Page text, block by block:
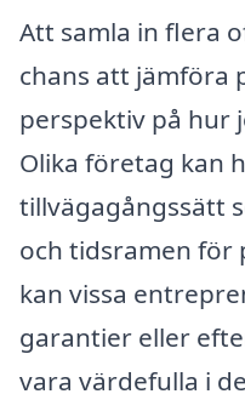
Att samla in flera
chans att jämföra
perspektiv på hur
Olika företag kan
tillvägagångssätt
och tidsramen för
kan vissa
garantier eller
vara värdefulla i